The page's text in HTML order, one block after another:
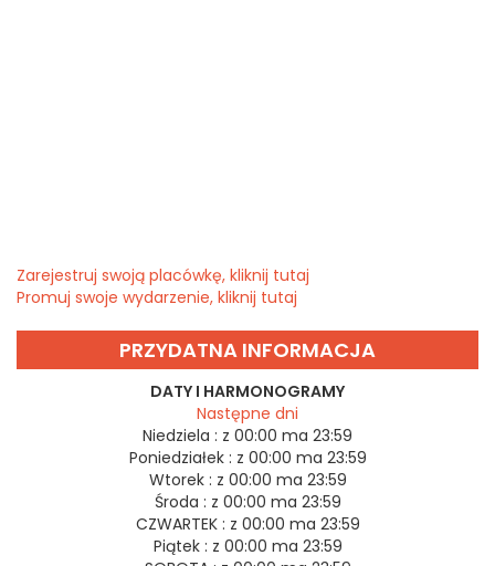
Zarejestruj swoją placówkę, kliknij tutaj
Promuj swoje wydarzenie, kliknij tutaj
PRZYDATNA INFORMACJA
DATY I HARMONOGRAMY
Następne dni
Niedziela : z 00:00 ma 23:59
Poniedziałek : z 00:00 ma 23:59
Wtorek : z 00:00 ma 23:59
Środa : z 00:00 ma 23:59
CZWARTEK : z 00:00 ma 23:59
Piątek : z 00:00 ma 23:59